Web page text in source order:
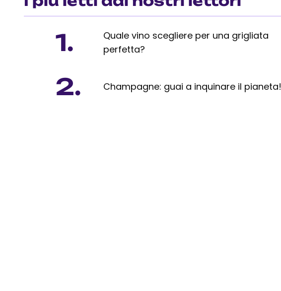
1.
Quale vino scegliere per una grigliata
perfetta?
2. Champagne: guai a inquinare il pianeta!